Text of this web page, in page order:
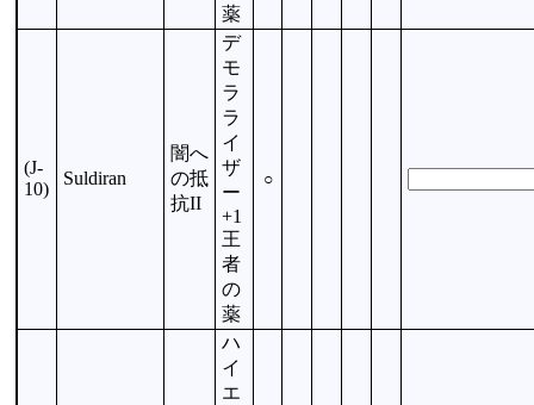
薬
(J-
10)
Suldiran
闇へ
の抵
抗II
デ
モ
ラ
ラ
イ
ザ
ー
+1
王
者
の
薬
○
ハ
イ
エ